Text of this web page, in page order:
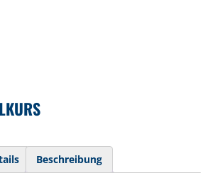
Beschreibung